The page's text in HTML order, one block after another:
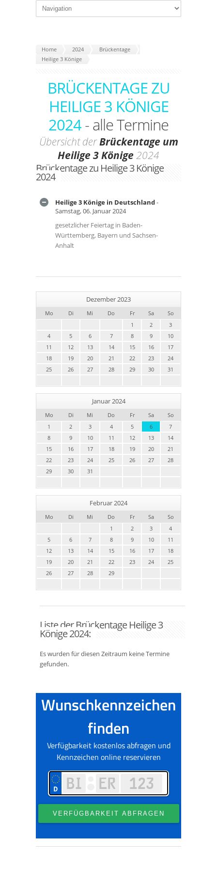
Home 2024
Brückentage
Heilige 3 Könige
BRÜCKENTAGE ZU
HEILIGE 3 KÖNIGE
2024- alle Termine
Übersicht derBrückentage um
Heilige 3 Könige2024
Brückentage zu Heilige 3 Könige
2024
Heilige 3 Könige in Deutschland-
Samstag, 06. Januar 2024
gesetzlicher Feiertag in Baden-
Württemberg, Bayern und Sachsen-
Anhalt
Dezember 2023
Mo Di Mi Do Fr Sa
So
1
2
3
4
5 6 7 8 9
10
11
12 13 14 15 16
17
18
19 20 21 22 23
24
25
26 27 28 29 30 31
Januar 2024
Mo Di Mi Do Fr Sa
So
1
2 3 4 5 6
7
8
9 10 11 12 13
14
15
16 17 18 19 20
21
22
23 24 25 26 27
28
29
30 31
Februar 2024
Mo Di Mi Do Fr Sa
So
1
2 3
4
5
6 7 8 9 10
11
12
13 14 15 16 17
18
19
20 21 22 23 24
25
26
27 28 29
Liste der Brückentage Heilige 3
Könige 2024:
Es wurden für diesen Zeitraum keine Termine
gefunden.